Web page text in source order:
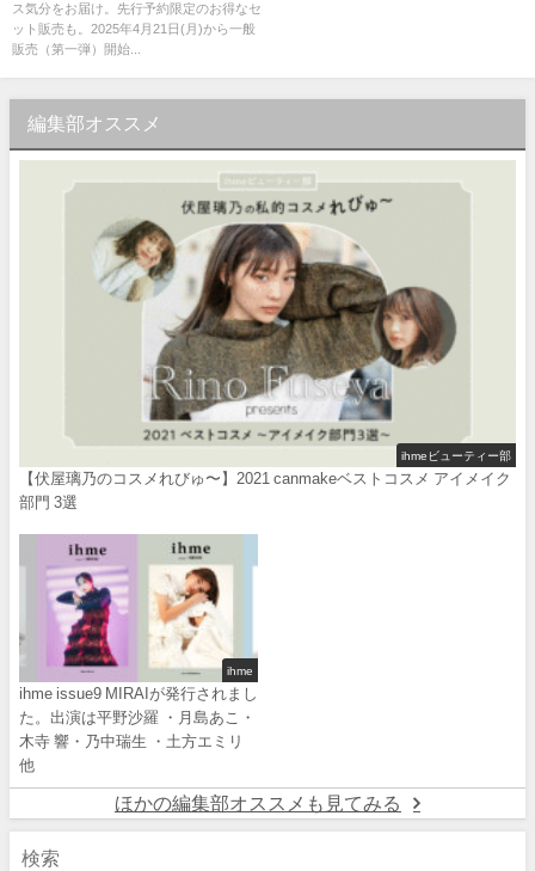
初夏を感じるハンド＆ペディキ
ュアネイル6種が登場！
ス気分をお届け。先行予約限定のお得なセ
ット販売も。2025年4月21日(月)から一般
販売（第一弾）開始...
編集部オススメ
ihmeビューティー部
【伏屋璃乃のコスメれびゅ〜】2021 canmakeベストコスメ アイメイク
部門 3選
ihme
ihme issue9 MIRAIが発行されまし
た。出演は平野沙羅 ・月島あこ・
木寺 響・乃中瑞生 ・土方エミリ
他
ほかの編集部オススメも見てみる
検索